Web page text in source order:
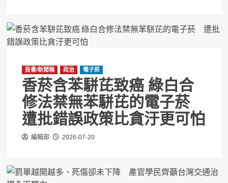
投書/新聞稿 政治 電子菸
香菸含苯駢芘致癌 綠白合
修法禁無苯駢芘的電子菸
遭批錯誤政策比貪汙更可怕
編輯部 2026-07-20